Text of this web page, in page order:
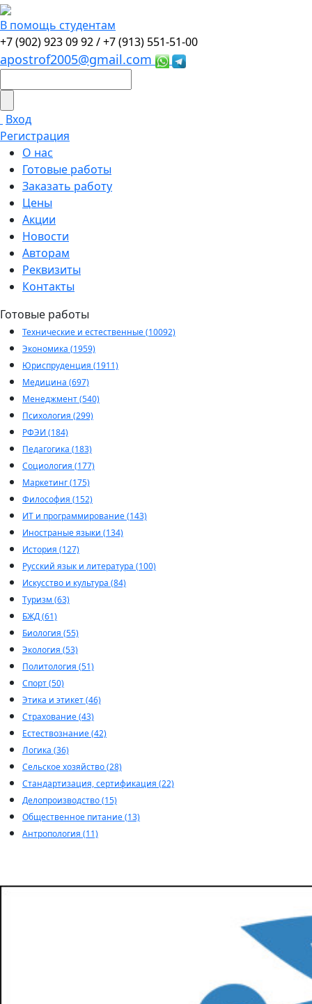
В помощь студентам
+7 (902) 923 09 92 /+7 (913) 551-51-00
apostrof2005@gmail.com
Вход
Регистрация
О нас
Готовые работы
Заказать работу
Цены
Акции
Новости
Авторам
Реквизиты
Контакты
Готовые работы
Технические и естественные (10092)
Экономика (1959)
Юриспруденция (1911)
Медицина (697)
Менеджмент (540)
Психология (299)
РФЭИ (184)
Педагогика (183)
Социология (177)
Маркетинг (175)
Философия (152)
ИТ и программирование (143)
Иностраные языки (134)
История (127)
Русский язык и литература (100)
Искусство и культура (84)
Туризм (63)
БЖД (61)
Биология (55)
Экология (53)
Политология (51)
Спорт (50)
Этика и этикет (46)
Страхование (43)
Естествознание (42)
Логика (36)
Сельское хозяйство (28)
Стандартизация, сертификация (22)
Делопроизводство (15)
Общественное питание (13)
Антропология (11)